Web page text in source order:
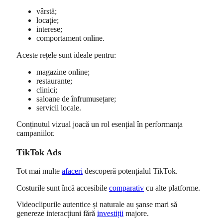
vârstă;
locație;
interese;
comportament online.
Aceste rețele sunt ideale pentru:
magazine online;
restaurante;
clinici;
saloane de înfrumusețare;
servicii locale.
Conținutul vizual joacă un rol esențial în performanța
campaniilor.
TikTok Ads
Tot mai multe afaceri descoperă potențialul TikTok.
Costurile sunt încă accesibile comparativ cu alte platforme.
Videoclipurile autentice și naturale au șanse mari să
genereze interacțiuni fără investiții majore.